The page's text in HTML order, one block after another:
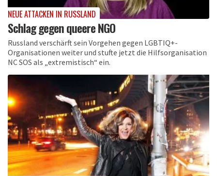
NEUE ATTACKEN IN RUSSLAND
Schlag gegen queere NGO
Russland verschärft sein Vorgehen gegen LGBTIQ+-
Organisationen weiter und stufte jetzt die Hilfsorganisation
NC SOS als „extremistisch“ ein.